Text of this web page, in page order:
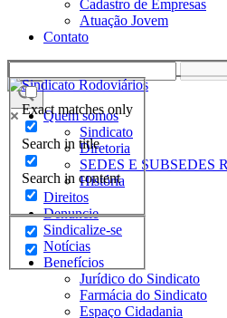
Cadastro de Empresas
Atuação Jovem
Contato
Exact matches only
Search in title
Search in content
Quem somos
Sindicato
Diretoria
SEDES E SUBSEDES
História
Direitos
Denuncie
Sindicalize-se
Notícias
Benefícios
Jurídico do Sindicato
Farmácia do Sindicato
Espaço Cidadania